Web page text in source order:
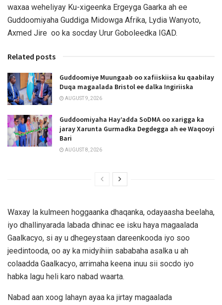
waxaa weheliyay Ku-xigeenka Ergeyga Gaarka ah ee
Guddoomiyaha Guddiga Midowga Afrika, Lydia Wanyoto,
Axmed Jire oo ka socday Urur Goboleedka IGAD.
Related posts
Guddoomiye Muungaab oo xafiiskiisa ku qaabilay
Duqa magaalada Bristol ee dalka Ingiriiska
AUGUST 9, 2026
Guddoomiyaha Hay’adda SoDMA oo xarigga ka
jaray Xarunta Gurmadka Degdegga ah ee Waqooyi
Bari
AUGUST 8, 2026
Waxay la kulmeen hoggaanka dhaqanka, odayaasha beelaha,
iyo dhallinyarada labada dhinac ee isku haya magaalada
Gaalkacyo, si ay u dhegeystaan dareenkooda iyo soo
jeedintooda, oo ay ka midyihiin sababaha asalka u ah
colaadda Gaalkacyo, arrimaha keena inuu sii socdo iyo
habka lagu heli karo nabad waarta.
Nabad aan xoog lahayn ayaa ka jirtay magaalada